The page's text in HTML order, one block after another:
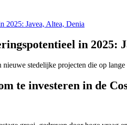
2025: Javea, Altea, Denia
in 2025:
stedelijke projecten die op
te investeren in de